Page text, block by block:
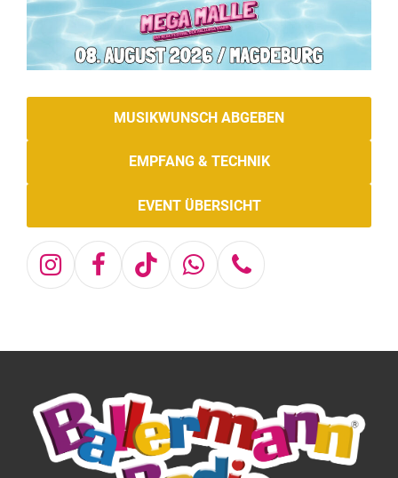
MUSIKWUNSCH ABGEBEN
EMPFANG & TECHNIK
EVENT ÜBERSICHT
Instagram
Facebook
TiktokWhatsapp
Telefon